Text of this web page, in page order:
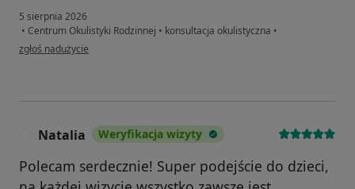
5 sierpnia 2026
• Centrum Okulistyki Rodzinnej • konsultacja okulistyczna •
w opinii użytkownika GK
zgłoś nadużycie
Natalia Weryfikacja wizyty
Polecam serdecznie! Super podejście do dzieci,